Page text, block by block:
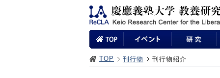
TOP 刊行物 刊行物紹介